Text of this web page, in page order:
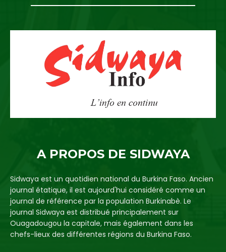
A PROPOS DE SIDWAYA
Sidwaya est un quotidien national du Burkina Faso. Ancien
journal étatique, il est aujourd'hui considéré comme un
journal de référence par la population Burkinabè. Le
journal Sidwaya est distribué principalement sur
Ouagadougou la capitale, mais également dans les
chefs-lieux des différentes régions du Burkina Faso.